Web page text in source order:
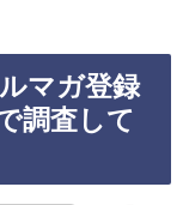
マガ登録
調査して